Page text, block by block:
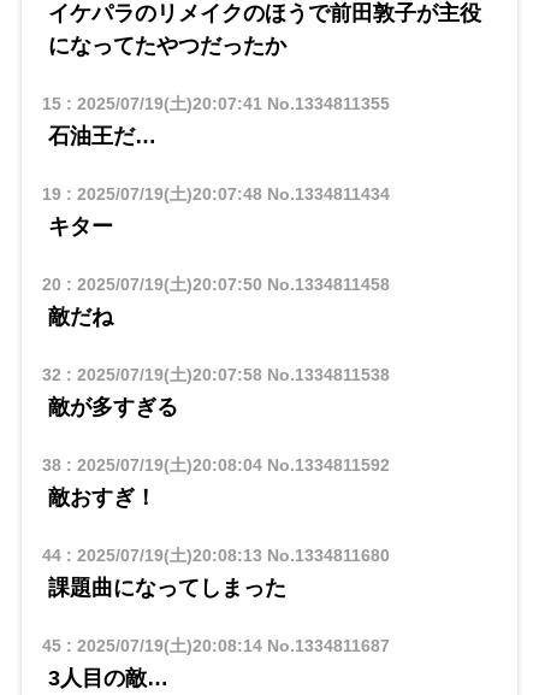
イケパラのリメイクのほうで前田敦子が主役
になってたやつだったか
15: 2025/07/19(土)20:07:41No.1334811355
石油王だ…
19: 2025/07/19(土)20:07:48No.1334811434
キター
20 : 2025/07/19(土)20:07:50 No.1334811458
敵だね
32 : 2025/07/19(土)20:07:58No.1334811538
敵が多すぎる
38: 2025/07/19(土)20:08:04No.1334811592
敵おすぎ！
44: 2025/07/19(土)20:08:13 No.1334811680
課題曲になってしまった
45: 2025/07/19(土)20:08:14No.1334811687
3人目の敵…